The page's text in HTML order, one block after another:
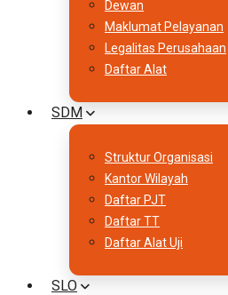
Dewan
Maklumat Pelayanan
Legalitas Perusahaan
Daftar Alat
SDM
Struktur Organisasi
Kantor Wilayah
Daftar PJT
Daftar TT
Daftar Alat Uji
SLO